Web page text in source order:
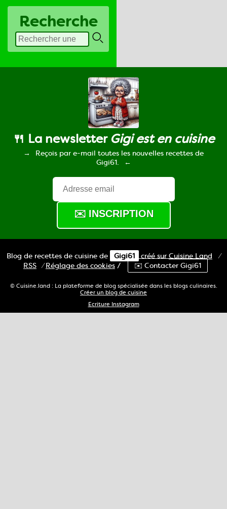
Recherche
🍴 La newsletter Gigi est en cuisine
Reçois par e-mail toutes les nouvelles recettes de
Gigi61.
Blog de recettes de cuisine de Gigi61 créé sur Cuisine Land
⁄
RSS ⁄Réglage des cookies / ✉️ Contacter Gigi61
© Cuisine.land : La plateforme de blog spécialisée dans les blogs culinaires.
Créer un blog de cuisine
Ecriture Instagram